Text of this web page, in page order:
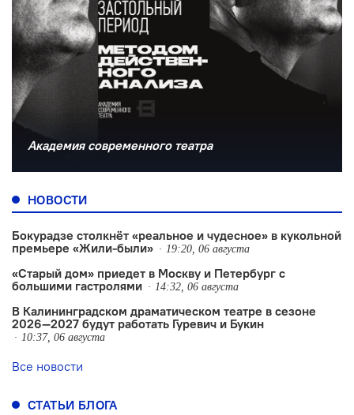
Академия современного театра
НОВОСТИ
Бокурадзе столкнëт «реальное и чудесное» в кукольной
премьере «Жили-были»
19:20, 06 августа
«Старый дом» приедет в Москву и Петербург с
большими гастролями
14:32, 06 августа
В Калининградском драматическом театре в сезоне
2026—2027 будут работать Гуревич и Букин
10:37, 06 августа
Все новости
СТАТЬИ БЛОГА